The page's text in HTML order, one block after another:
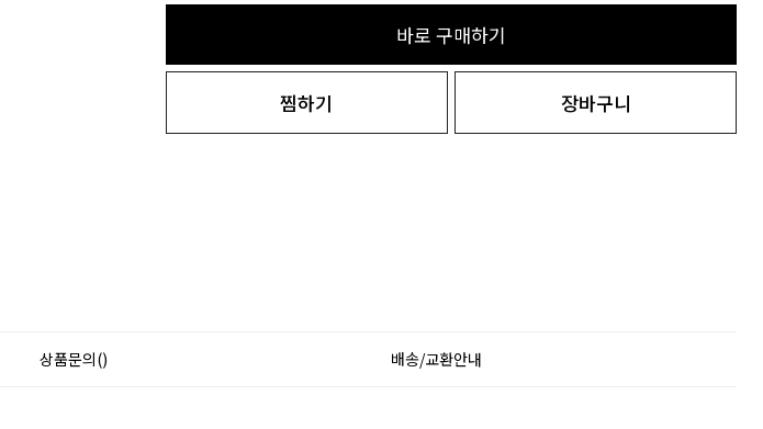
바로 구매하기
찜하기 장바구니
상품문의() 배송/교환안내